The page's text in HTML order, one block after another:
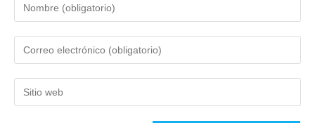
nombre
nombre
de
usuario
dirección
de
correo